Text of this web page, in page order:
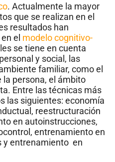
. Actualmente la mayor
que se realizan en el
resultados han
el modelo cognitivo-
se tiene en cuenta
y social, las
familiar, como el
persona, el ámbito
Entre las técnicas más
las siguientes: economía
reestructuración
en autoinstrucciones,
entrenamiento en
y entrenamiento en